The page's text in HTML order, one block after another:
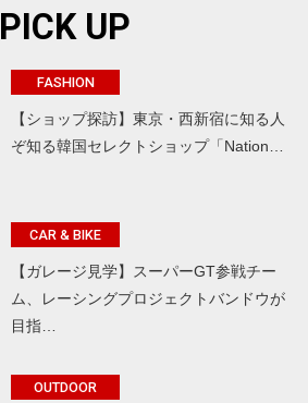
PICK UP
FASHION
【ショップ探訪】東京・西新宿に知る人
ぞ知る韓国セレクトショップ「Nation…
CAR & BIKE
【ガレージ見学】スーパーGT参戦チー
ム、レーシングプロジェクトバンドウが
目指…
OUTDOOR